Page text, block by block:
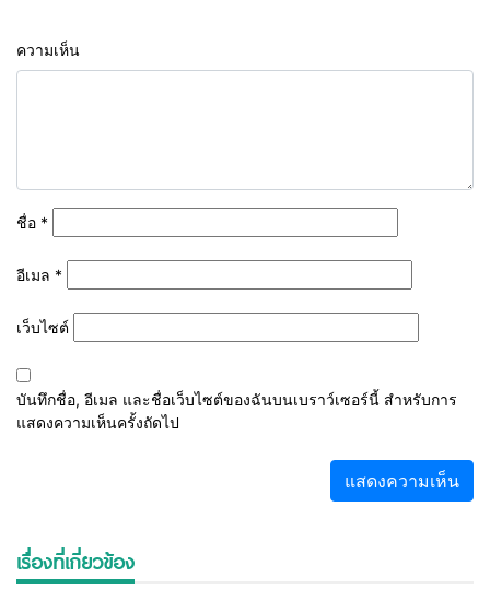
ความเห็น
ชื่อ *
อีเมล *
เว็บไซต์
บันทึกชื่อ, อีเมล และชื่อเว็บไซต์ของฉันบนเบราว์เซอร์นี้ สำหรับการ
แสดงความเห็นครั้งถัดไป
เรื่องที่เกี่ยวข้อง